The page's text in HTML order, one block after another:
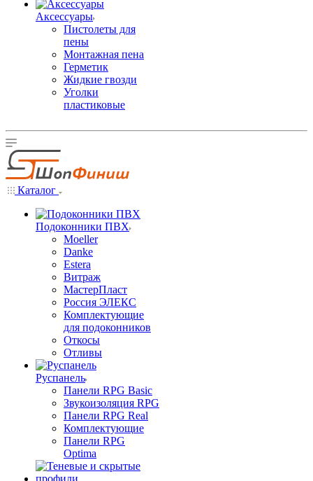
Аксессуары
Пистолеты для
пены
Монтажная пена
Герметик
Жидкие гвозди
Уголки
пластиковые
Каталог
Подоконники ПВХ
Moeller
Danke
Estera
Витраж
МастерПласт
Россия ЭЛЕКС
Комплектующие
для подоконников
Откосы
Отливы
Руспанель
Панели RPG Basic
Звукоизоляция RPG
Панели RPG Real
Комплектующие
Панели RPG
Optima